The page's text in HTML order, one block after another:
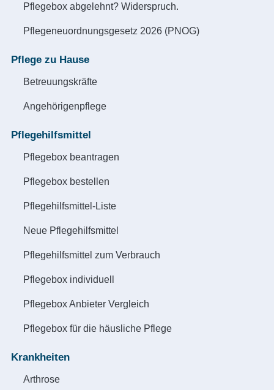
Pflegebox abgelehnt? Widerspruch.
Pflegeneuordnungsgesetz 2026 (PNOG)
Pflege zu Hause
Betreuungskräfte
Angehörigenpflege
Pflegehilfsmittel
Pflegebox beantragen
Pflegebox bestellen
Pflegehilfsmittel-Liste
Neue Pflegehilfsmittel
Pflegehilfsmittel zum Verbrauch
Pflegebox individuell
Pflegebox Anbieter Vergleich
Pflegebox für die häusliche Pflege
Krankheiten
Arthrose